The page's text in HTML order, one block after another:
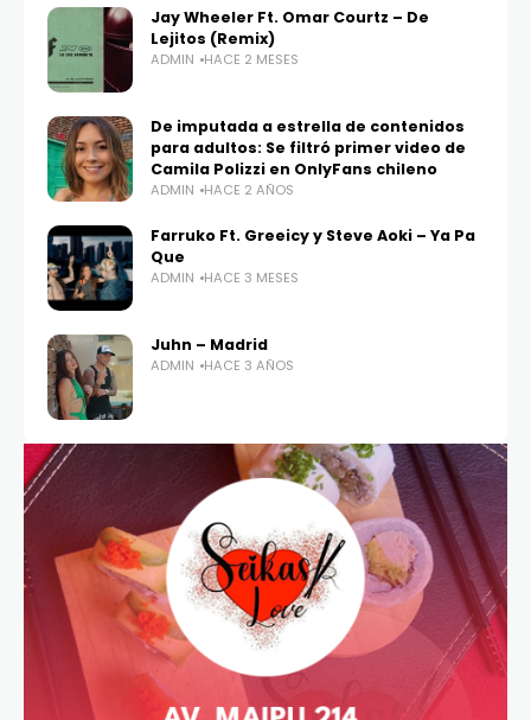
Jay Wheeler Ft. Omar Courtz – De
Lejitos (Remix)
ADMIN HACE 2 MESES
De imputada a estrella de contenidos
para adultos: Se filtró primer video de
Camila Polizzi en OnlyFans chileno
ADMIN HACE 2 AÑOS
Farruko Ft. Greeicy y Steve Aoki – Ya Pa
Que
ADMIN HACE 3 MESES
Juhn – Madrid
ADMIN HACE 3 AÑOS